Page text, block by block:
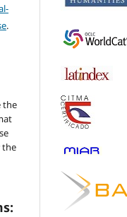
.
the
the